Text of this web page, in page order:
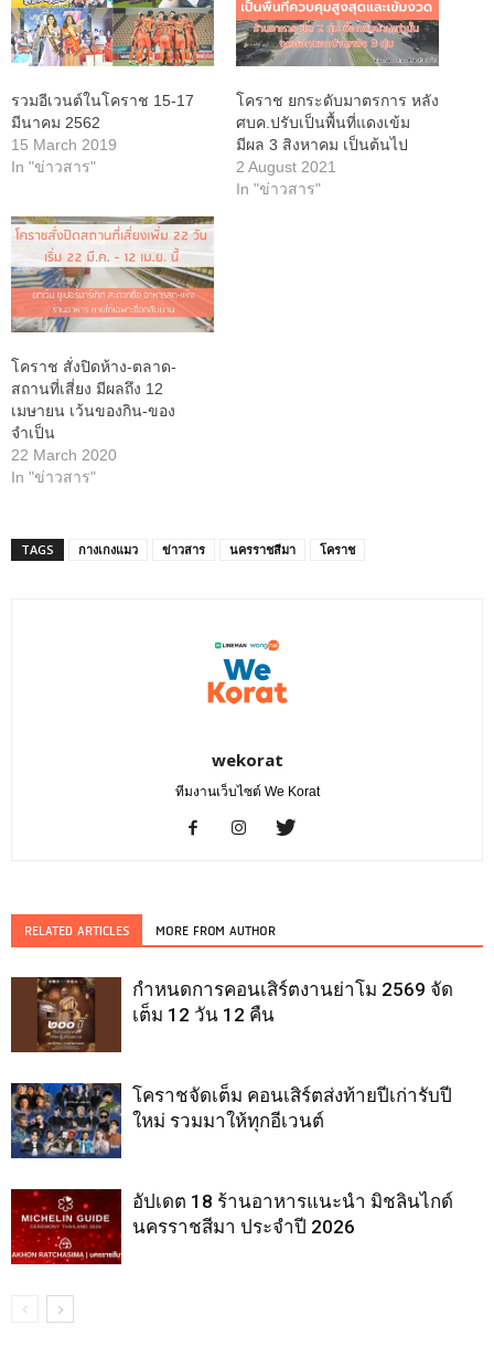
รวมอีเวนต์ในโคราช 15-17
มีนาคม 2562
15 March 2019
In "ข่าวสาร"
โคราช ยกระดับมาตรการ หลัง
ศบค.ปรับเป็นพื้นที่แดงเข้ม
มีผล 3 สิงหาคม เป็นต้นไป
2 August 2021
In "ข่าวสาร"
โคราช สั่งปิดห้าง-ตลาด-
สถานที่เสี่ยง มีผลถึง 12
เมษายน เว้นของกิน-ของ
จำเป็น
22 March 2020
In "ข่าวสาร"
TAGS กางเกงแมว ข่าวสาร นครราชสีมา โคราช
wekorat
ทีมงานเว็บไซต์ We Korat
RELATED ARTICLES MORE FROM AUTHOR
กำหนดการคอนเสิร์ตงานย่าโม 2569 จัด
เต็ม 12 วัน 12 คืน
โคราชจัดเต็ม คอนเสิร์ตส่งท้ายปีเก่ารับปี
ใหม่ รวมมาให้ทุกอีเวนต์
อัปเดต 18 ร้านอาหารแนะนำ มิชลินไกด์
นครราชสีมา ประจำปี 2026